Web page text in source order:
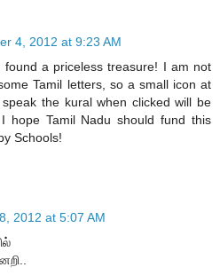
4, 2012 at 9:23 AM
found a priceless treasure! I am not
Tamil letters, so a small icon at
the kural when clicked will be
hope Tamil Nadu should fund this
Schools!
2012 at 5:07 AM